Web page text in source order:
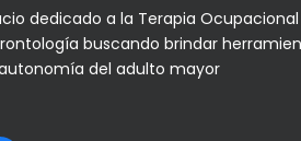
dedicado a la Terapia Ocupacional
buscando brindar
del adulto mayor